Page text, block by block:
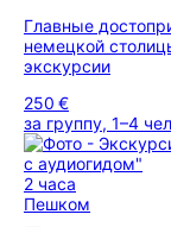
Главные
немецкой
экскурсии
250 €
за группу, 1–4
2 часа
Пешком